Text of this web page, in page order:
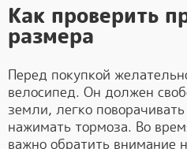
Как проверить
размера
Перед покупкой
велосипед. Он должен
земли, легко
нажимать тормоза. Во
важно обратить внимание